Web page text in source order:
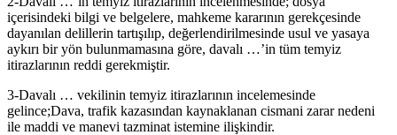
içerisindeki bilgi ve belgelere, mahkeme kararının gerekçesinde
dayanılan delillerin tartışılıp, değerlendirilmesinde usul ve yasaya
aykırı bir yön bulunmamasına göre, davalı …’in tüm temyiz
itirazlarının reddi gerekmiştir.
3-Davalı … vekilinin temyiz itirazlarının incelemesinde
gelince;Dava, trafik kazasından kaynaklanan cismani zarar nedeni
ile maddi ve manevi tazminat istemine ilişkindir.